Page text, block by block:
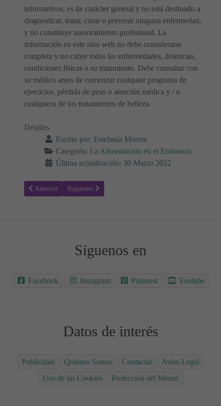
informativos, es de carácter general y no está destinado a
diagnosticar, tratar, curar o prevenir ninguna enfermedad,
y no constituye asesoramiento profesional. La
información en este sitio web no debe considerarse
completa y no cubre todas las enfermedades, dolencias,
condiciones físicas o su tratamiento. Debe consultar con
su médico antes de comenzar cualquier programa de
ejercicios, pérdida de peso o atención médica y / o
cualquiera de los tratamientos de belleza.
Detalles
Escrito por: Estefanía Morera
Categoría: La Alimentación en el Embarazo
Última actualización: 30 Marzo 2022
Artículo anterior: Perritos calientes durante el embarazo: ¿Son
Anterior Artículo siguiente: Queso brie durante el embarazo:
Siguiente
Síguenos en
Facebook Instagram Pinterest Youtube
Datos de interés
Publicidad Quiénes Somos Contactar
Aviso Legal
Uso de las Cookies
Protección del Menor